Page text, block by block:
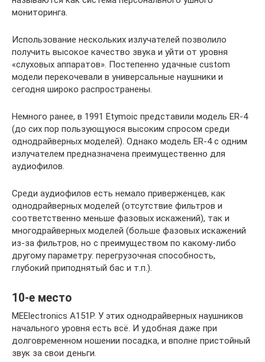
мониторинга.
Использование нескольких излучателей позволило
получить высокое качество звука и уйти от уровня
«слуховых аппаратов». Постепенно удачные custom
модели перекочевали в универсальные наушники и
сегодня широко распространены.
Немного ранее, в 1991 Etymoic представили модель ER-4
(до сих пор пользующуюся высоким спросом среди
однодрайверных моделей). Однако модель ER-4 с одним
излучателем предназначена преимущественно для
аудиофилов.
Среди аудиофилов есть немало приверженцев, как
однодрайверных моделей (отсутствие фильтров и
соответственно меньше фазовых искажений), так и
многодрайверных моделей (больше фазовых искажений
из-за фильтров, но с преимуществом по какому-либо
другому параметру: перегрузочная способность,
глубокий приподнятый бас и т.п.).
10-е место
MEElectronics A151P. У этих однодрайверных наушников
начального уровня есть всё. И удобная даже при
долговременном ношении посадка, и вполне пристойный
звук за свои деньги.